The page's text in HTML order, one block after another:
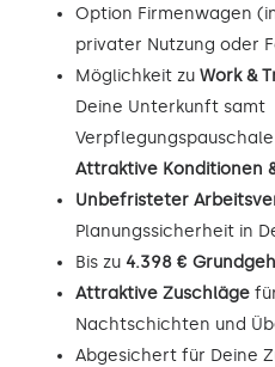
Option Firmenwagen
privater Nutzung oder
Möglichkeit zu Work &
Deine Unterkunft samt
Verpflegungspauschale
Attraktive Konditionen
Unbefristeter
Planungssicherheit in
Bis zu 4.398 €
Attraktive Zuschläge
Nachtschichten und
Abgesichert für Deine